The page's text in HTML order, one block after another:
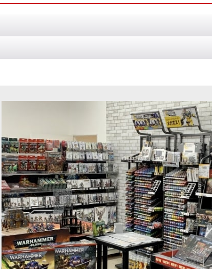
イザーは、ジッグラトの窒息するような鍛冶工房や生産ライ
シュットの祝福を受けたと信じられる突然変異の戦士たちで
103-52]
[インペリアル・エージェント] キャリダス・アサシン
[52-12]
5,400円(税込)
[